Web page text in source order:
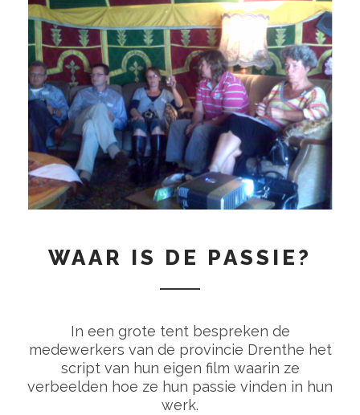
WAAR IS DE PASSIE?
In een grote tent bespreken de
medewerkers van de provincie Drenthe het
script van hun eigen film waarin ze
verbeelden hoe ze hun passie vinden in hun
werk.